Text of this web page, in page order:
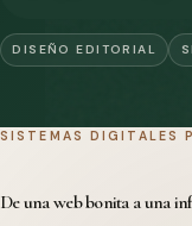
DISEÑO EDITORIAL
SISTEMAS DIGITALES
De una web bonita a una